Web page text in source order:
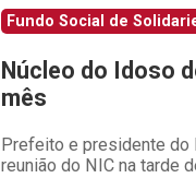
Fundo Social de
Núcleo do Idoso
mês
Prefeito e presidente do
reunião do NIC na tarde